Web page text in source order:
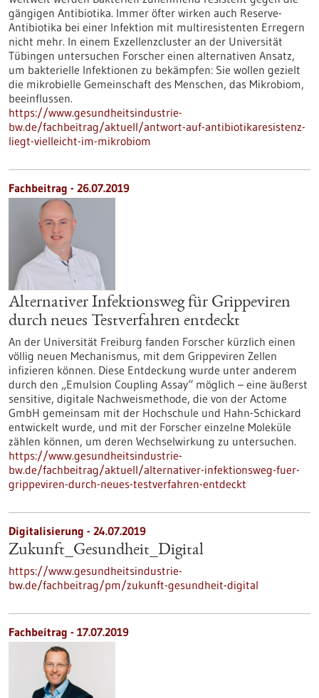
gängigen Antibiotika. Immer öfter wirken auch Reserve-
Antibiotika bei einer Infektion mit multiresistenten Erregern
nicht mehr. In einem Exzellenzcluster an der Universität
Tübingen untersuchen Forscher einen alternativen Ansatz,
um bakterielle Infektionen zu bekämpfen: Sie wollen gezielt
die mikrobielle Gemeinschaft des Menschen, das Mikrobiom,
beeinflussen.
https://www.gesundheitsindustrie-
bw.de/fachbeitrag/aktuell/antwort-auf-antibiotikaresistenz-
liegt-vielleicht-im-mikrobiom
Fachbeitrag - 26.07.2019
Alternativer Infektionsweg für Grippeviren
durch neues Testverfahren entdeckt
An der Universität Freiburg fanden Forscher kürzlich einen
völlig neuen Mechanismus, mit dem Grippeviren Zellen
infizieren können. Diese Entdeckung wurde unter anderem
durch den „Emulsion Coupling Assay“ möglich – eine äußerst
sensitive, digitale Nachweismethode, die von der Actome
GmbH gemeinsam mit der Hochschule und Hahn-Schickard
entwickelt wurde, und mit der Forscher einzelne Moleküle
zählen können, um deren Wechselwirkung zu untersuchen.
https://www.gesundheitsindustrie-
bw.de/fachbeitrag/aktuell/alternativer-infektionsweg-fuer-
grippeviren-durch-neues-testverfahren-entdeckt
Digitalisierung - 24.07.2019
Zukunft_Gesundheit_Digital
https://www.gesundheitsindustrie-
bw.de/fachbeitrag/pm/zukunft-gesundheit-digital
Fachbeitrag - 17.07.2019